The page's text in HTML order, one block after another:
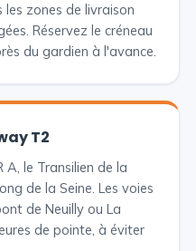
les zones de livraison
Réservez le créneau
du gardien à l'avance.
T2
A, le Transilien de la
de la Seine. Les voies
de Neuilly ou La
de pointe, à éviter